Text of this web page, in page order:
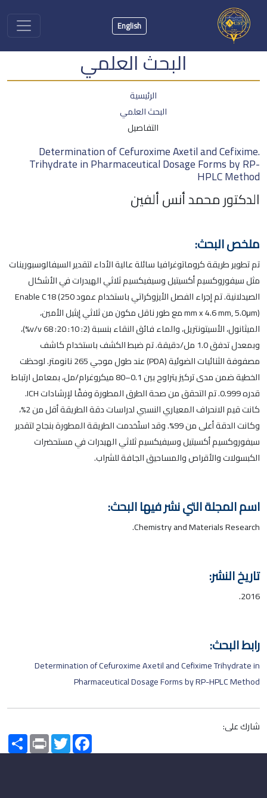
English
البحث العلمي
الرئيسية
البحث العلمي
التفاصيل
.Determination of Cefuroxime Axetil and Cefixime
Trihydrate in Pharmaceutical Dosage Forms by RP-
HPLC Method
الدكتور محمد أنس ألفين
ملخص البحث:
تم تطوير طريقة كروماتوغرافيا سائلة عالية الأداء لتقدير السيفالوسبورينات
مثل سيفوروكسيم أكسيتيل وسيفيكسيم ثلاثي الهيدرات في الأشكال
الصيدلانية. تم إجراء الفصل الأيزوكراتي باستخدام عمود Enable C18 (250
mm x 4.6 mm, 5.0μm) مع طور ناقل مكون من ثلاثي إيثيل الأمين،
الميثانول، الأسيتونتريل، والماء فائق النقاء بنسبة (2: 10: 20: 68 v/v%)،
وبمعدل تدفق 1.0 مل/دقيقة. تم ضبط الكشف باستخدام كاشف
مصفوفة الثنائيات الضوئية (PDA) عند طول موجي 265 نانومتر. لوحظت
الخطية ضمن مدى تركيز يتراوح بين 0.1–80 ميكروغرام/مل، بمعامل ارتباط
قدره 0.999. تم التحقق من صحة الطرق المطورة وفقًا لإرشادات ICH.
كانت قيم الانحراف المعياري النسبي لدراسات دقة الطريقة أقل من 2%،
وكانت الدقة أعلى من 99%. وقد استُخدمت الطريقة المطورة بنجاح لتقدير
سيفوروكسيم أكسيتيل وسيفيكسيم ثلاثي الهيدرات في مستحضرات
الكبسولات والأقراص والمساحيق الجافة للشراب.
اسم المجلة التي نشر فيها البحث:
Chemistry and Materials Research.
تاريخ النشر:
2016.
رابط البحث:
Determination of Cefuroxime Axetil and Cefixime Trihydrate in
Pharmaceutical Dosage Forms by RP-HPLC Method
شارك على:
Share PrintTwitterFacebook